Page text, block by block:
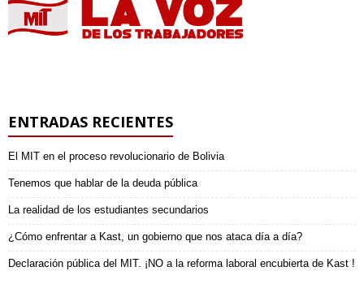
ENTRADAS RECIENTES
El MIT en el proceso revolucionario de Bolivia
Tenemos que hablar de la deuda pública
La realidad de los estudiantes secundarios
¿Cómo enfrentar a Kast, un gobierno que nos ataca día a día?
Declaración pública del MIT. ¡NO a la reforma laboral encubierta de Kast !